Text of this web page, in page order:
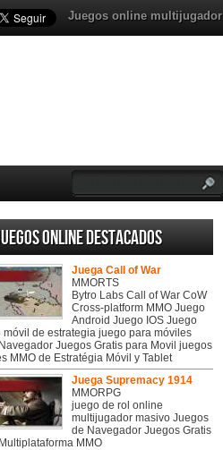
Juegos online multijugador
online destacados
Juega Call of War
MMORTS
Bytro Labs Call of War CoW
Cross-platform MMO Juego
Android Juego IOS Juego
móvil de estrategia juego para móviles
Juegos Gratis para Movil juegos
MMO de Estratégia Móvil y Tablet
Juega Supremacy 1914
MMORPG
juego de rol online
multijugador masivo Juegos
de Navegador Juegos Gratis
MMO